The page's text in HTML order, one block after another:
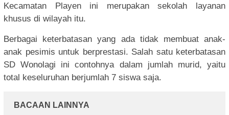
Kecamatan Playen ini merupakan sekolah layanan
khusus di wilayah itu.
Berbagai keterbatasan yang ada tidak membuat anak-
anak pesimis untuk berprestasi. Salah satu keterbatasan
SD Wonolagi ini contohnya dalam jumlah murid, yaitu
total keseluruhan berjumlah 7 siswa saja.
BACAAN LAINNYA